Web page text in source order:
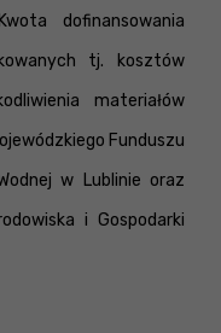
dofinansowania
tj. kosztów
materiałów
Funduszu
w Lublinie oraz
i Gospodarki